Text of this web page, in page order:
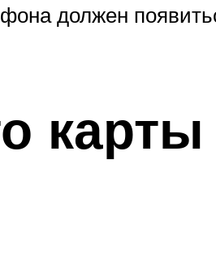
должен
карты